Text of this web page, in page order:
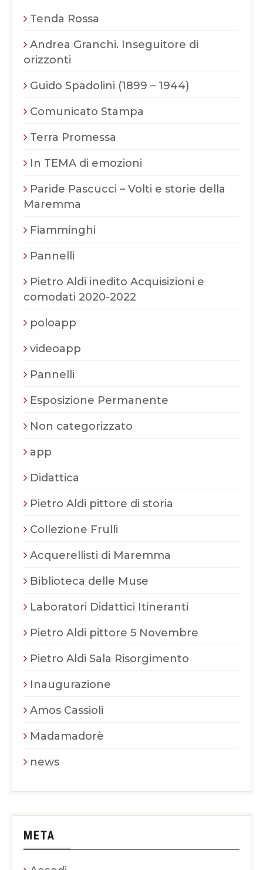
Tenda Rossa
Andrea Granchi. Inseguitore di
orizzonti
Guido Spadolini (1899 – 1944)
Comunicato Stampa
Terra Promessa
In TEMA di emozioni
Paride Pascucci – Volti e storie della
Maremma
Fiamminghi
Pannelli
Pietro Aldi inedito Acquisizioni e
comodati 2020-2022
poloapp
videoapp
Pannelli
Esposizione Permanente
Non categorizzato
app
Didattica
Pietro Aldi pittore di storia
Collezione Frulli
Acquerellisti di Maremma
Biblioteca delle Muse
Laboratori Didattici Itineranti
Pietro Aldi pittore 5 Novembre
Pietro Aldi Sala Risorgimento
Inaugurazione
Amos Cassioli
Madamadorè
news
META